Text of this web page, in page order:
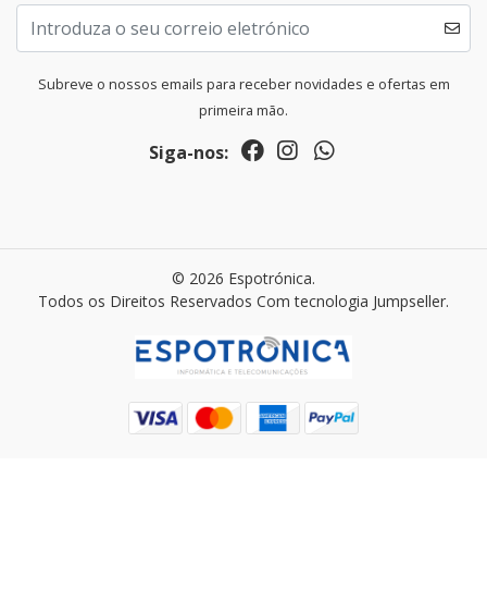
Subreve o nossos emails para receber novidades e ofertas em
primeira mão.
Siga-nos:
© 2026 Espotrónica.
Todos os Direitos Reservados Com tecnologia Jumpseller.